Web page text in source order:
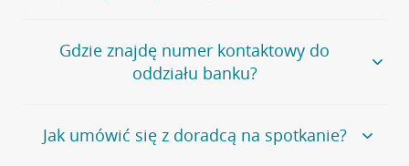
Jeśli szukasz oddziału naszego banku, zapraszamy na
stronęPlacówki i bankomaty, na której znajduje się
wygodna wyszukiwarka.
oddziałów
Gdzie znajdę numer kontaktowy do
oddziału banku?
Bank Credit Agricole nie udostępnia ogólnego numeru
telefonu do placówki bankowej.
Jak umówić się z doradcą na spotkanie?